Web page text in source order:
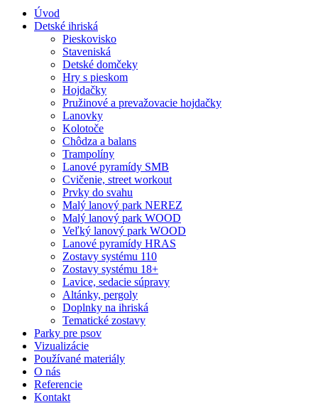
Úvod
Detské ihriská
Pieskovisko
Staveniská
Detské domčeky
Hry s pieskom
Hojdačky
Pružinové a prevažovacie hojdačky
Lanovky
Kolotoče
Chôdza a balans
Trampolíny
Lanové pyramídy SMB
Cvičenie, street workout
Prvky do svahu
Malý lanový park NEREZ
Malý lanový park WOOD
Veľký lanový park WOOD
Lanové pyramídy HRAS
Zostavy systému 110
Zostavy systému 18+
Lavice, sedacie súpravy
Altánky, pergoly
Doplnky na ihriská
Tematické zostavy
Parky pre psov
Vizualizácie
Používané materiály
O nás
Referencie
Kontakt